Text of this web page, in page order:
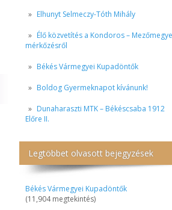
Elhunyt Selmeczy-Tóth Mihály
Élő közvetítés a Kondoros –
mérkőzésről
Békés Vármegyei Kupadöntők
Boldog Gyermeknapot kívánunk!
Dunaharaszti MTK – Békéscsaba 1912
Előre II.
Legtöbbet olvasott bejegyzések
Békés Vármegyei Kupadöntők
(11,904 megtekintés)